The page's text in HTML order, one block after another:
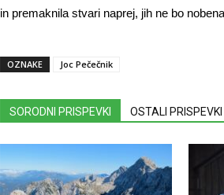
in premaknila stvari naprej, jih ne bo
OZNAKE Joc Pečečnik
SORODNI PRISPEVKI OSTALI